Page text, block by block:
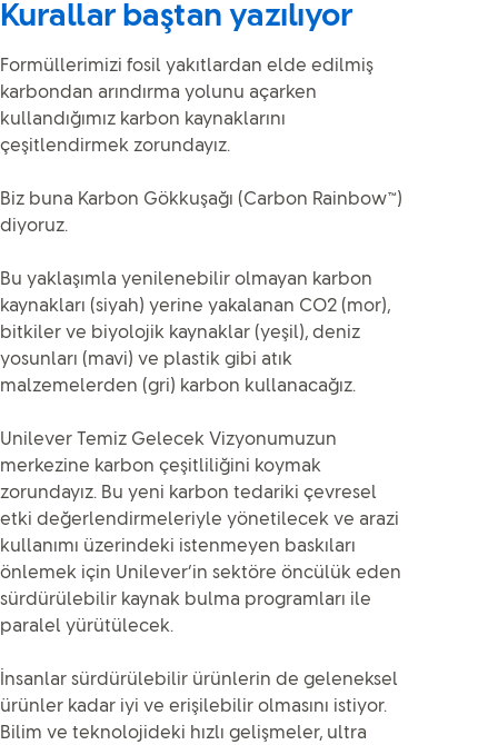
Kurallar baştan yazılıyor
Formüllerimizi fosil yakıtlardan elde edilmiş
karbondan arındırma yolunu açarken
kullandığımız karbon kaynaklarını
çeşitlendirmek zorundayız.
Biz buna Karbon Gökkuşağı (Carbon Rainbow™)
diyoruz.
Bu yaklaşımla yenilenebilir olmayan karbon
kaynakları (siyah) yerine yakalanan CO2 (mor),
bitkiler ve biyolojik kaynaklar (yeşil), deniz
yosunları (mavi) ve plastik gibi atık
malzemelerden (gri) karbon kullanacağız.
Unilever Temiz Gelecek Vizyonumuzun
merkezine karbon çeşitliliğini koymak
zorundayız. Bu yeni karbon tedariki çevresel
etki değerlendirmeleriyle yönetilecek ve arazi
kullanımı üzerindeki istenmeyen baskıları
önlemek için Unilever’in sektöre öncülük eden
sürdürülebilir kaynak bulma programları ile
paralel yürütülecek.
İnsanlar sürdürülebilir ürünlerin de geleneksel
ürünler kadar iyi ve erişilebilir olmasını istiyor.
Bilim ve teknolojideki hızlı gelişmeler, ultra